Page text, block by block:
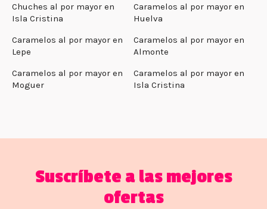
Chuches al por mayor en
Isla Cristina
Caramelos al por mayor en
Huelva
Caramelos al por mayor en
Lepe
Caramelos al por mayor en
Almonte
Caramelos al por mayor en
Moguer
Caramelos al por mayor en
Isla Cristina
Suscríbete a las mejores
ofertas